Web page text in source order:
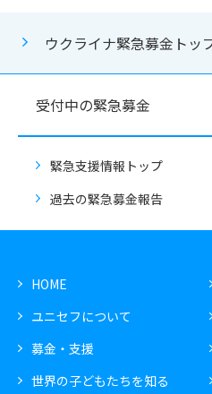
ウクライナ緊急募金トッ
受付中の緊急募金
緊急支援情報トップ
過去の緊急募金報告
HOME
ユニセフについて
募金・支援
世界の子どもたちを知る